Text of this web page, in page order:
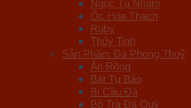
Ngọc Tụ Nham
Ốc Hóa Thạch
Ruby
Thủy Tinh
Sản Phẩm Đá Phong Thuỷ
Ấn Rồng
Bát Tụ Bảo
Bi Cầu Đá
Bộ Trà Đá Quý